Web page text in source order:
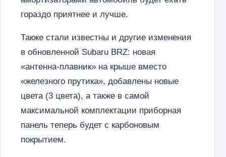
гораздо приятнее и лучше.
Также стали известны и другие изменения
в обновленной Subaru BRZ: новая
«антенна-плавник» на крыше вместо
«железного прутика», добавлены новые
цвета (3 цвета), а также в самой
максимальной комплектации приборная
панель теперь будет с карбоновым
покрытием.